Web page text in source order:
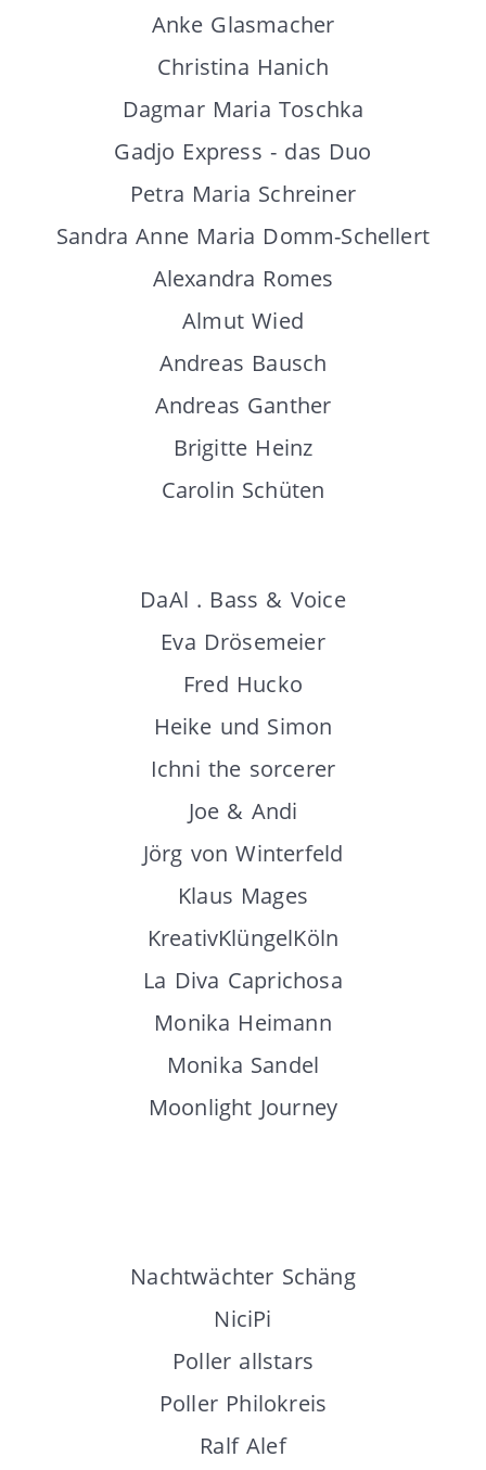
Anke Glasmacher
Christina Hanich
Dagmar Maria Toschka
Gadjo Express - das Duo
Petra Maria Schreiner
Sandra Anne Maria Domm-Schellert
Alexandra Romes
Almut Wied
Andreas Bausch
Andreas Ganther
Brigitte Heinz
Carolin Schüten
DaAl . Bass & Voice
Eva Drösemeier
Fred Hucko
Heike und Simon
Ichni the sorcerer
Joe & Andi
Jörg von Winterfeld
Klaus Mages
KreativKlüngelKöln
La Diva Caprichosa
Monika Heimann
Monika Sandel
Moonlight Journey
Nachtwächter Schäng
NiciPi
Poller allstars
Poller Philokreis
Ralf Alef